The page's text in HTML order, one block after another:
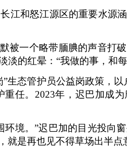
江和怒江源区的重要水源
被一个略带腼腆的声音打
淡的红晕：“我做的事，和
生态管护员公益岗政策，
任。2023年，迟巴加成
境。”迟巴加的目光投向
就是再也见不得草场出半点